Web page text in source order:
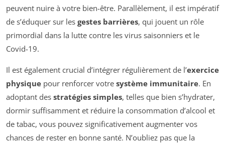
peuvent nuire à votre bien-être. Parallèlement, il est impératif
de s’éduquer sur les gestes barrières, qui jouent un rôle
primordial dans la lutte contre les virus saisonniers et le
Covid-19.
Il est également crucial d’intégrer régulièrement de l’exercice
physique pour renforcer votre système immunitaire. En
adoptant des stratégies simples, telles que bien s’hydrater,
dormir suffisamment et réduire la consommation d’alcool et
de tabac, vous pouvez significativement augmenter vos
chances de rester en bonne santé. N’oubliez pas que la